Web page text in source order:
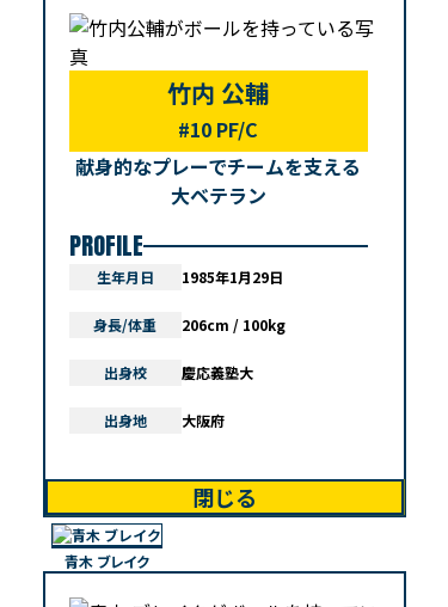
竹内 公輔
#10 PF/C
献身的なプレーでチームを支える
大ベテラン
PROFILE
生年月日 1985年1月29日
身長/体重 206cm / 100kg
出身校 慶応義塾大
出身地 大阪府
閉じる
青木 ブレイク